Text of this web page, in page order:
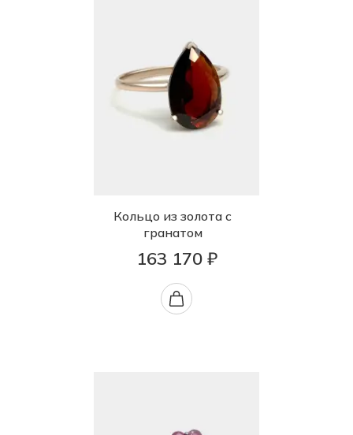
Кольцо из золота с
гранатом
163 170 ₽